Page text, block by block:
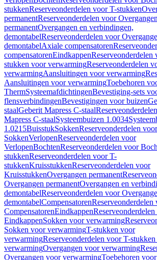
stukkenReserveonderdelen voor T-stukken
permanentReserveonderdelen voor Overgangen
permanentOvergangen en verbindingen,
demontabelReserveonderdelen voor
demontabelAxiale compensatoren
compensatorenEindkappenReserveonderdelen
stukken voor verwarmingReserveonderdelen
verwarmingAansluitingen voor verwarming
Aansluitingen voor verwarmingToebehoren
ThermSysteemafdichtingenBevestiging-sets
flensverbindingenBevestigingen voor buizen
staalGeberit Mapress C-staal
Mapress C-staalSysteembuizen 1.0034
1.0215BuisstukSokkenReserveonderdelen voor
SokkenVerlopenReserveonderdelen voor
VerlopenBochtenReserveonderdelen voor
stukkenReserveonderdelen voor T-
stukkenKruisstukkenReserveonderdelen voor
KruisstukkenOvergangen permanent
Overgangen permanentOvergangen en
demontabelReserveonderdelen voor
demontabelCompensatorenReserveonderdelen
CompensatorenEindkappen
EindkappenSokken voor verwarming
Sokken voor verwarmingT-stukken voor
verwarmingReserveonderdelen voor T-
verwarmingOvergangen voor verwarming
Overgangen voor verwarmingToebehoren